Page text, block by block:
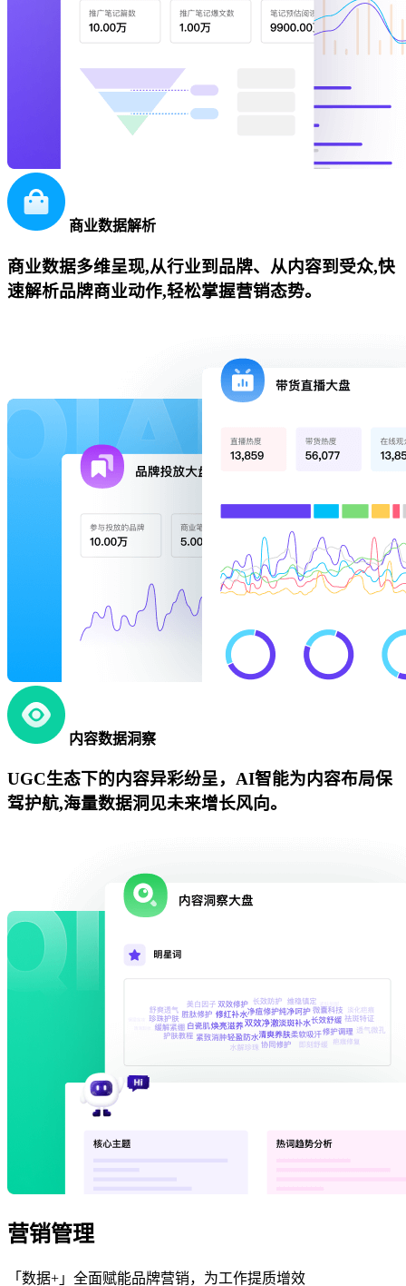
商业数据解析
商业数据多维呈现,从行业到品牌、从内容到受众,快
速解析品牌商业动作,轻松掌握营销态势。
内容数据洞察
UGC生态下的内容异彩纷呈，AI智能为内容布局保
驾护航,海量数据洞见未来增长风向。
营销管理
「数据+」全面赋能品牌营销，为工作提质增效